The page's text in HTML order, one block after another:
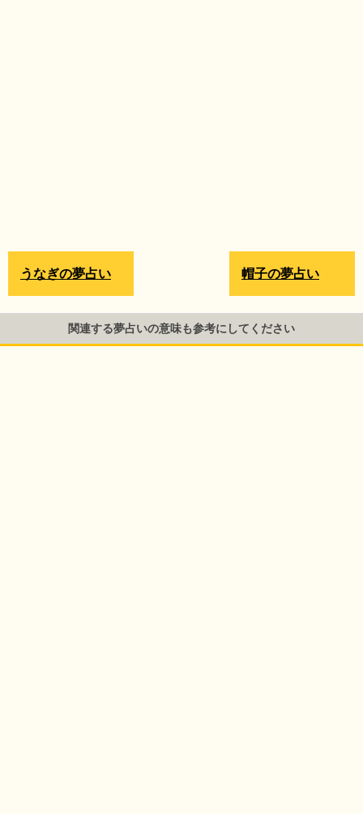
帽子の夢占い
うなぎの夢占い
関連する夢占いの意味も参考にしてください